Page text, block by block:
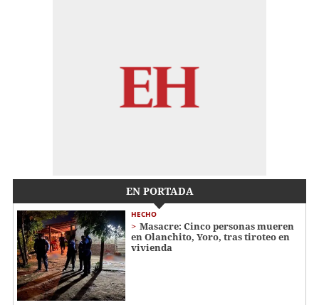
EN PORTADA
HECHO
Masacre: Cinco personas mueren
en Olanchito, Yoro, tras tiroteo en
vivienda